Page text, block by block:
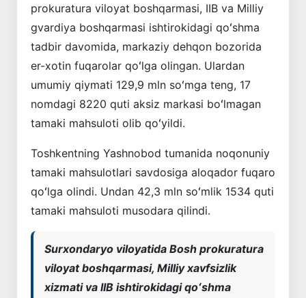
prokuratura viloyat boshqarmasi, IIB va Milliy
gvardiya boshqarmasi ishtirokidagi qoʻshma
tadbir davomida, markaziy dehqon bozorida
er-xotin fuqarolar qoʻlga olingan. Ulardan
umumiy qiymati 129,9 mln soʻmga teng, 17
nomdagi 8220 quti aksiz markasi boʻlmagan
tamaki mahsuloti olib qoʻyildi.
Toshkentning Yashnobod tumanida noqonuniy
tamaki mahsulotlari savdosiga aloqador fuqaro
qoʻlga olindi. Undan 42,3 mln soʻmlik 1534 quti
tamaki mahsuloti musodara qilindi.
Surxondaryo viloyatida Bosh prokuratura
viloyat boshqarmasi, Milliy xavfsizlik
xizmati va IIB ishtirokidagi qoʻshma